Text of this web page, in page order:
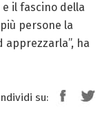
il fascino della
persone la
ha
su: